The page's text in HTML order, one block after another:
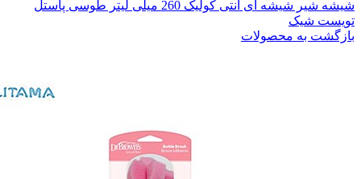
شیشه شیر شیشه ای آنتی کولیک 260 میلی لیتر طوسی پاستل
تویست شیک
بازگشت به محصولات